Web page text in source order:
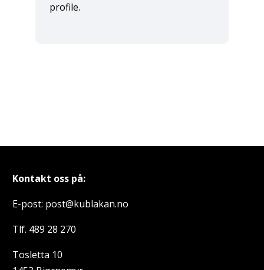
profile.
Kontakt oss på:
E-post: post@kublakan.no
Tlf. 489 28 270
Tosletta 10